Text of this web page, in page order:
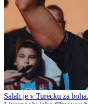
Salah je v Turecku za